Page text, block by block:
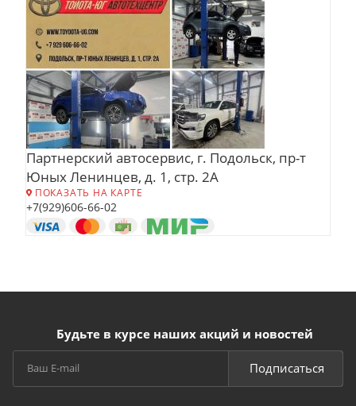
Партнерский автосервис, г. Подольск, пр-т
Юных Ленинцев, д. 1, стр. 2А
ПОКАЗАТЬ НА КАРТЕ
+7(929)606-66-02
Будьте в курсе наших акций и новостей
Подписаться